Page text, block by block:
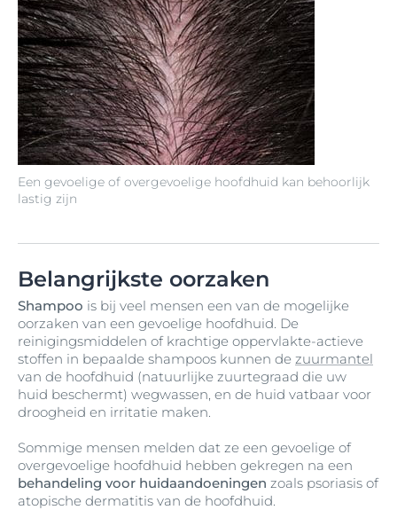
Een gevoelige of overgevoelige hoofdhuid kan behoorlijk
lastig zijn
Belangrijkste oorzaken
Shampoo is bij veel mensen een van de mogelijke
oorzaken van een gevoelige hoofdhuid. De
reinigingsmiddelen of krachtige oppervlakte-actieve
stoffen in bepaalde shampoos kunnen de zuurmantel
van de hoofdhuid (natuurlijke zuurtegraad die uw
huid beschermt) wegwassen, en de huid vatbaar voor
droogheid en irritatie maken.
Sommige mensen melden dat ze een gevoelige of
overgevoelige hoofdhuid hebben gekregen na een
behandeling voor huidaandoeningen zoals psoriasis of
atopische dermatitis van de hoofdhuid.